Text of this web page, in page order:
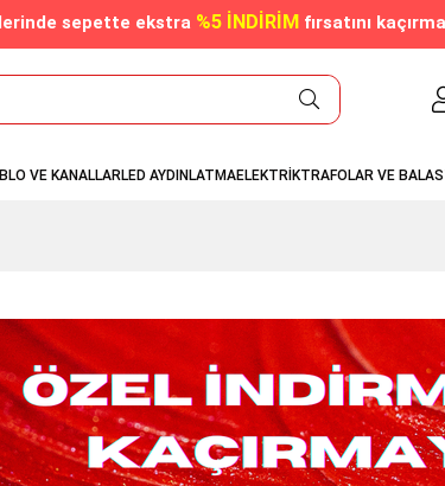
sepette ekstra %5 İNDİRİM fırsatını
VE KANALLARLED AYDINLATMAELEKTRİKTRAFOLAR VE